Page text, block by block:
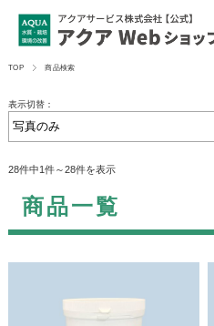
TOP 商品検索
表示切替：
28件中1件～28件を表示
商品一覧